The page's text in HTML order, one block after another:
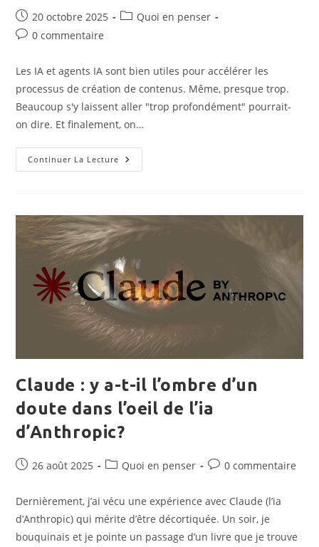
Publication
publiée :
20 octobre 2025
PostQuoi en penser
Commentaires
la
publication :
0 commentaire
Les IA et agents IA sont bien utiles pour accélérer les
processus de création de contenus. Même, presque trop.
Beaucoup s'y laissent aller "trop profondément" pourrait-
on dire. Et finalement, on…
Continuer La Lecture Comment
Se
?
Claude : y a-t-il l’ombre d’un
doute dans l’oeil de l’ia
d’Anthropic?
Publication
26 août 2025
PostQuoi en penser
Commentaires
publication :
0 commentaire
Dernièrement, j’ai vécu une expérience avec Claude (l’ia
d’Anthropic) qui mérite d’être décortiquée. Un soir, je
bouquinais et je pointe un passage d’un livre que je trouve